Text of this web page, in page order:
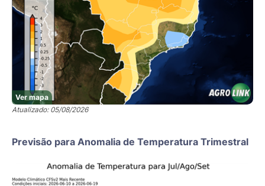
Ver mapa
Atualizado: 05/08/2026
Previsão para Anomalia de Temperatura Trimestral